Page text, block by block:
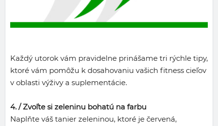
Každý utorok vám pravidelne prinášame tri rýchle tipy,
ktoré vám pomôžu k dosahovaniu vašich fitness cieľov
v oblasti výživy a suplementácie.
4. /Zvoľte si zeleninu bohatú na farbu
Naplňte váš tanier zeleninou, ktoré je červená,